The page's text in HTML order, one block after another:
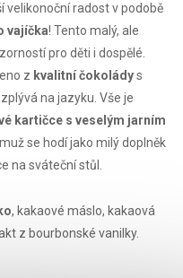
velikonoční radost v podobě
vajíčka! Tento malý, ale
pro děti i dospělé.
z kvalitní čokoládys
na jazyku. Vše je
kartičce s veselým jarním
se hodí jako milý doplněk
na sváteční stůl.
, kakaové máslo, kakaová
z bourbonské vanilky.